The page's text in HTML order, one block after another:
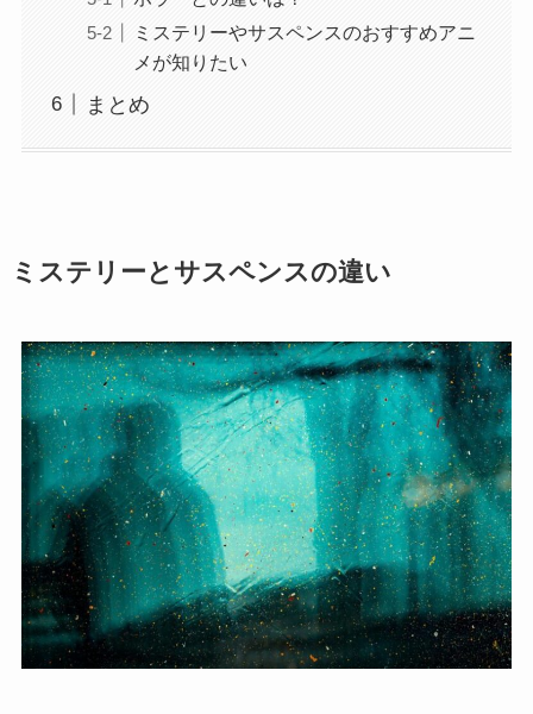
ミステリーやサスペンスのおすすめアニ
メが知りたい
まとめ
ミステリーとサスペンスの違い